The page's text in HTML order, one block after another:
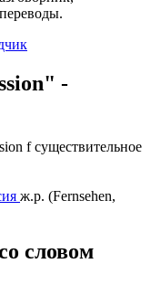
-
f существительное
ж.р. (Fernsehen,
словом